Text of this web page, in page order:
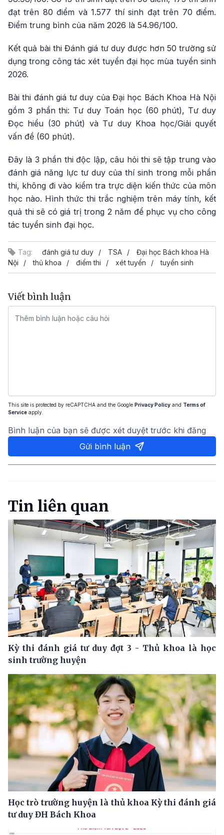
đạt trên 80 điểm và 1.577 thí sinh đạt trên 70 điểm.
Điểm trung bình của năm 2026 là 54.96/100.
Kết quả bài thi Đánh giá tư duy được hơn 50 trường sử
dụng trong công tác xét tuyển đại học mùa tuyển sinh
2026.
Bài thi đánh giá tư duy của Đại học Bách Khoa Hà Nội
gồm 3 phần thi: Tư duy Toán học (60 phút), Tư duy
Đọc hiểu (30 phút) và Tư duy Khoa học/Giải quyết
vấn đề (60 phút).
Đây là 3 phần thi độc lập, câu hỏi thi sẽ tập trung vào
đánh giá năng lực tư duy của thí sinh trong mỗi phần
thi, không đi vào kiểm tra trực diện kiến thức của môn
học nào. Hình thức thi trắc nghiệm trên máy tính, kết
quả thi sẽ có giá trị trong 2 năm để phục vụ cho công
tác tuyển sinh đại học.
Tag: đánh giá tư duy TSA
Đại học Bách khoa Hà
Nội
thủ khoa điểm thi xét tuyển tuyển sinh
Viết bình luận
This site is protected by reCAPTCHA and the Google Privacy Policy and Terms of
Service apply.
Bình luận của bạn sẽ được xét duyệt trước khi đăng
Gửi bình luận
Tin liên quan
Kỳ thi đánh giá tư duy đợt 3 - Thủ khoa là học
sinh trường huyện
Học trò trường huyện là thủ khoa Kỳ thi đánh giá
tư duy ĐH Bách Khoa